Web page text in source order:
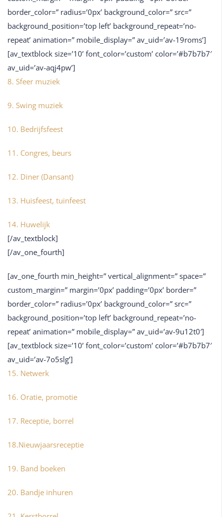
border_color=” radius=’0px’ background_color=” src=”
background_position=’top left’ background_repeat=’no-
repeat’ animation=” mobile_display=” av_uid=’av-19roms’]
[av_textblock size=’10’ font_color=’custom’ color=’#b7b7b7′
av_uid=’av-aqj4pw’]
8. Sfeer muziek
9. Swing muziek
10. Bedrijfsfeest
11. Congres, beurs
12. Diner (Dansant)
13. Huisfeest, tuinfeest
14. Huwelijk
[/av_textblock]
[/av_one_fourth]
[av_one_fourth min_height=” vertical_alignment=” space=”
custom_margin=” margin=’0px’ padding=’0px’ border=”
border_color=” radius=’0px’ background_color=” src=”
background_position=’top left’ background_repeat=’no-
repeat’ animation=” mobile_display=” av_uid=’av-9u12t0′]
[av_textblock size=’10’ font_color=’custom’ color=’#b7b7b7′
av_uid=’av-7o5slg’]
15. Netwerk
16. Oratie, promotie
17. Receptie, borrel
18.Nieuwjaarsreceptie
19. Band boeken
20. Bandje inhuren